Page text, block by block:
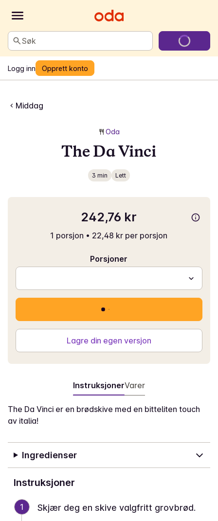
Søk
Logg inn Opprett konto
Middag
Oda
The Da Vinci
3 min Lett
242,76 kr
1 porsjon • 22,48 kr per porsjon
Porsjoner
Lagre din egen versjon
InstruksjonerVarer
The Da Vinci er en brødskive med en bitteliten touch
av italia!
Ingredienser
Instruksjoner
1 Skjær deg en skive valgfritt grovbrød.